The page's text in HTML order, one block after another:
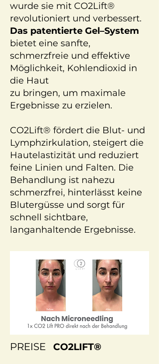
wurde sie mit CO2Lift®
revolutioniert und verbessert.
Das patentierte Gel–System
bietet eine sanfte,
schmerzfreie und effektive
Möglichkeit, Kohlendioxid in
die Haut
zu bringen, um maximale
Ergebnisse zu erzielen.
CO2Lift® fördert die Blut- und
Lymphzirkulation, steigert die
Hautelastizität und reduziert
feine Linien und Falten. Die
Behandlung ist nahezu
schmerzfrei, hinterlässt keine
Blutergüsse und sorgt für
schnell sichtbare,
langanhaltende Ergebnisse.
PREISE CO2LIFT®